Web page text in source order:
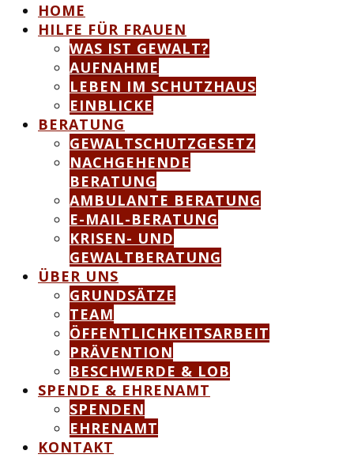
HOME
HILFE FÜR FRAUEN
WAS IST GEWALT?
AUFNAHME
LEBEN IM SCHUTZHAUS
EINBLICKE
BERATUNG
GEWALTSCHUTZGESETZ
NACHGEHENDE
BERATUNG
AMBULANTE BERATUNG
E-MAIL-BERATUNG
KRISEN- UND
GEWALTBERATUNG
ÜBER UNS
GRUNDSÄTZE
TEAM
ÖFFENTLICHKEITSARBEIT
PRÄVENTION
BESCHWERDE & LOB
SPENDE & EHRENAMT
SPENDEN
EHRENAMT
KONTAKT